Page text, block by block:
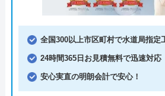
全国300以上市区町村で水道局指定
24時間365日お見積無料で迅速対応
安心実直の明朗会計で安心！